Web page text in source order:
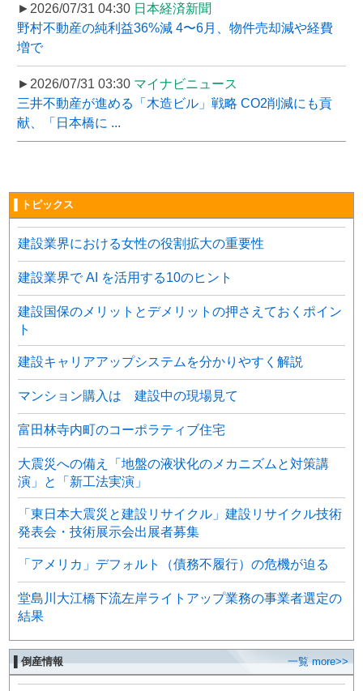
►2026/07/31 04:30 日本経済新聞
野村不動産の純利益36%減 4〜6月、物件売却減や経費
増で
►2026/07/31 03:30 マイナビニュース
三井不動産が進める「木造ビル」戦略 CO2削減にも貢
献、「日本橋に ...
▌トピックス
建設業界における女性の役割拡大の重要性
建設業界で AI を活用する10のヒント
建設国保のメリットとデメリットの押さえておくポイン
ト
建設キャリアアップシステムを分かりやすく解説
マンション購入は 建設中の現場見て
富田林寺内町のコーポラティブ住宅
大震災への備え「地盤の液状化のメカニズムと対策講
演」と「新工法実演」
「東日本大震災と建設リサイクル」建設リサイクル技術
発表会・技術展示会出展者募集
「アメリカ」デフォルト（債務不履行）の危機が迫る
堂島川大江橋下流左岸ライトアップ業務の事業者選定の
結果
▌倒産情報 一覧 more>>